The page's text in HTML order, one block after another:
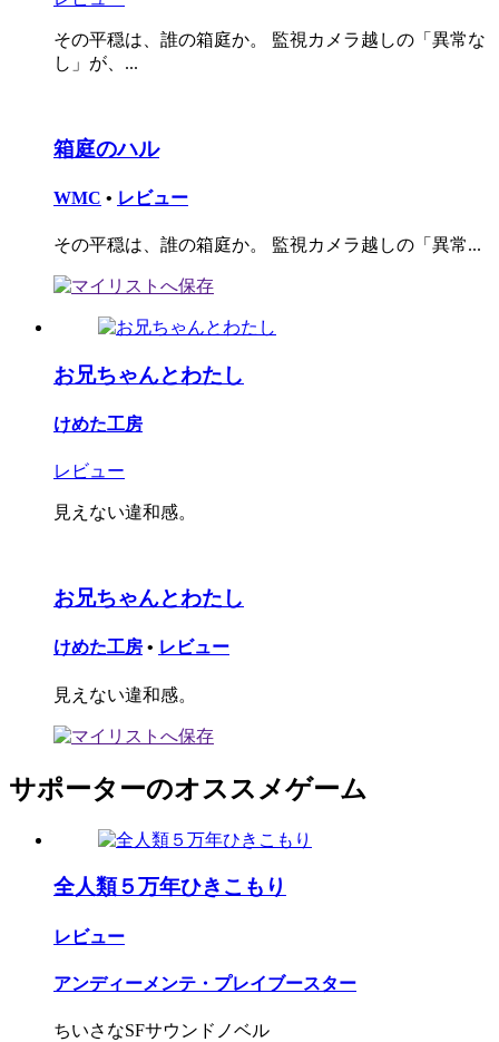
その平穏は、誰の箱庭か。 監視カメラ越しの「異常な
し」が、...
箱庭のハル
WMC • レビュー
その平穏は、誰の箱庭か。 監視カメラ越しの「異常...
お兄ちゃんとわたし
けめた工房
レビュー
見えない違和感。
お兄ちゃんとわたし
けめた工房 • レビュー
見えない違和感。
サポーターのオススメゲーム
全人類５万年ひきこもり
レビュー
アンディーメンテ・プレイブースター
ちいさなSFサウンドノベル